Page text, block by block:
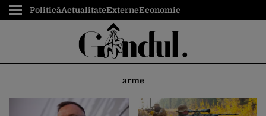
PoliticăActualitateExterneEconomic
arme